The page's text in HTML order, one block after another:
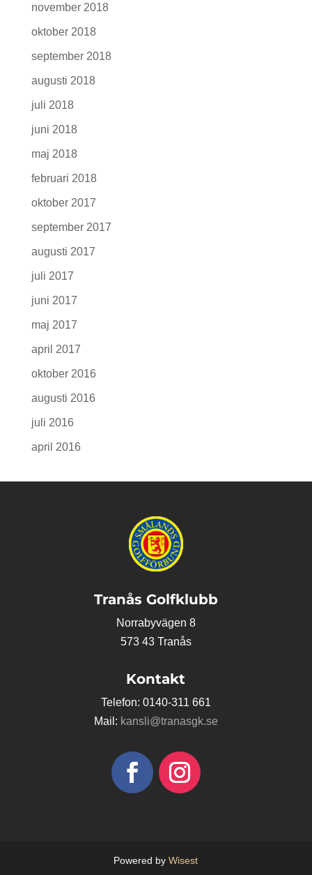
november 2018
oktober 2018
september 2018
augusti 2018
juli 2018
juni 2018
maj 2018
februari 2018
oktober 2017
september 2017
augusti 2017
juli 2017
juni 2017
maj 2017
april 2017
oktober 2016
augusti 2016
juli 2016
april 2016
Tranås Golfklubb
Norrabyvägen 8
573 43 Tranås
Kontakt
Telefon: 0140-311 661
Mail: kansli@tranasgk.se
Powered byWisest